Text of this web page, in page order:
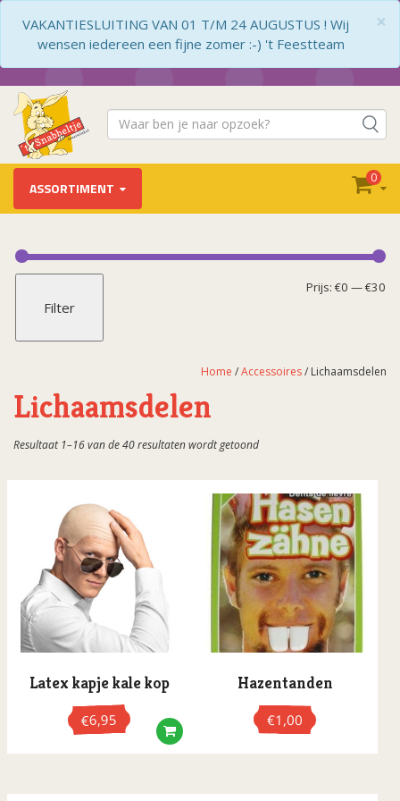
×
VAKANTIESLUITING VAN 01 T/M 24 AUGUSTUS ! Wij
wensen iedereen een fijne zomer :-) 't Feestteam
ASSORTIMENT
0
Applicaties / Badges
Armbanden
Bandana's
Beenwarmers
Cheerleader pompons
Diademen / Tiara's
Dierensetjes
Dokters accessoires
Epauletten/medailles
Gereedschap
Gezichtsversiering
Haaraccessoires
Filter
Prijs: €0 —€30
Home /Accessoires/ Lichaamsdelen
Lichaamsdelen
Resultaat 1–16 van de 40 resultaten wordt getoondGesorteerd
populariteit
Latex kapje kale kop
€6,95
Hazentanden
€1,00